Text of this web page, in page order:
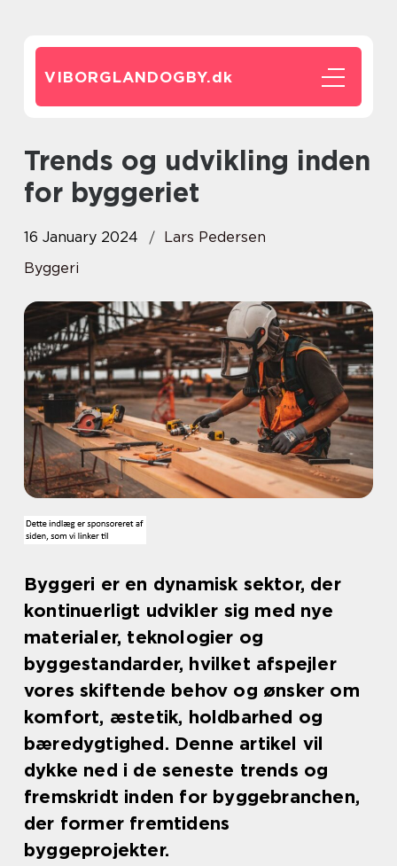
VIBORGLANDOGBY.dk
Trends og udvikling inden
for byggeriet
16 January 2024
Lars Pedersen
Byggeri
Byggeri er en dynamisk sektor, der
kontinuerligt udvikler sig med nye
materialer, teknologier og
byggestandarder, hvilket afspejler
vores skiftende behov og ønsker om
komfort, æstetik, holdbarhed og
bæredygtighed. Denne artikel vil
dykke ned i de seneste trends og
fremskridt inden for byggebranchen,
der former fremtidens
byggeprojekter.